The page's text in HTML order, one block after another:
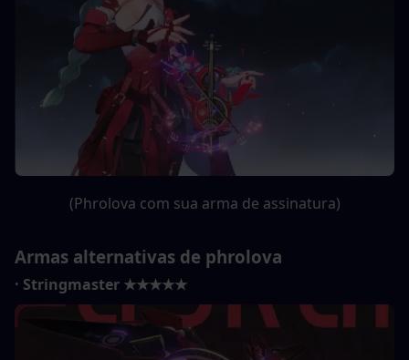
(Phrolova com sua arma de assinatura)
Armas alternativas de phrolova
· Stringmaster ★★★★★